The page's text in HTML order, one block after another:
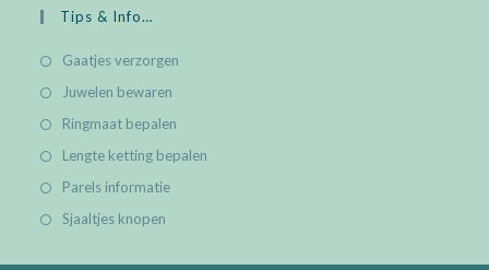
Tips & Info…
Gaatjes verzorgen
Juwelen bewaren
Ringmaat bepalen
Lengte ketting bepalen
Parels informatie
Sjaaltjes knopen